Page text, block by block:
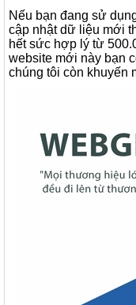
Nếu bạn đang sử
cập nhật dữ liệu mới
hết sức hợp lý từ
website mới này bạn
chúng tôi còn khuyến